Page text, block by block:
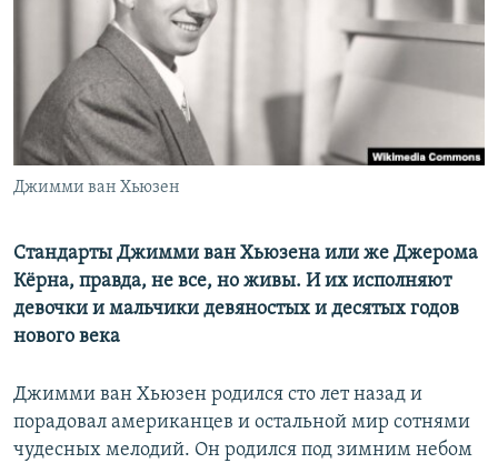
ПОДПИШИТЕСЬ НА РАССЫЛКУ
СОЦИАЛЬНЫЕ СЕТИ
Все сайты РСЕ/РС
Джимми ван Хьюзен
Стандарты Джимми ван Хьюзена или же Джерома
Кёрна, правда, не все, но живы. И их исполняют
девочки и мальчики девяностых и десятых годов
нового века
Джимми ван Хьюзен родился сто лет назад и
порадовал американцев и остальной мир сотнями
чудесных мелодий. Он родился под зимним небом